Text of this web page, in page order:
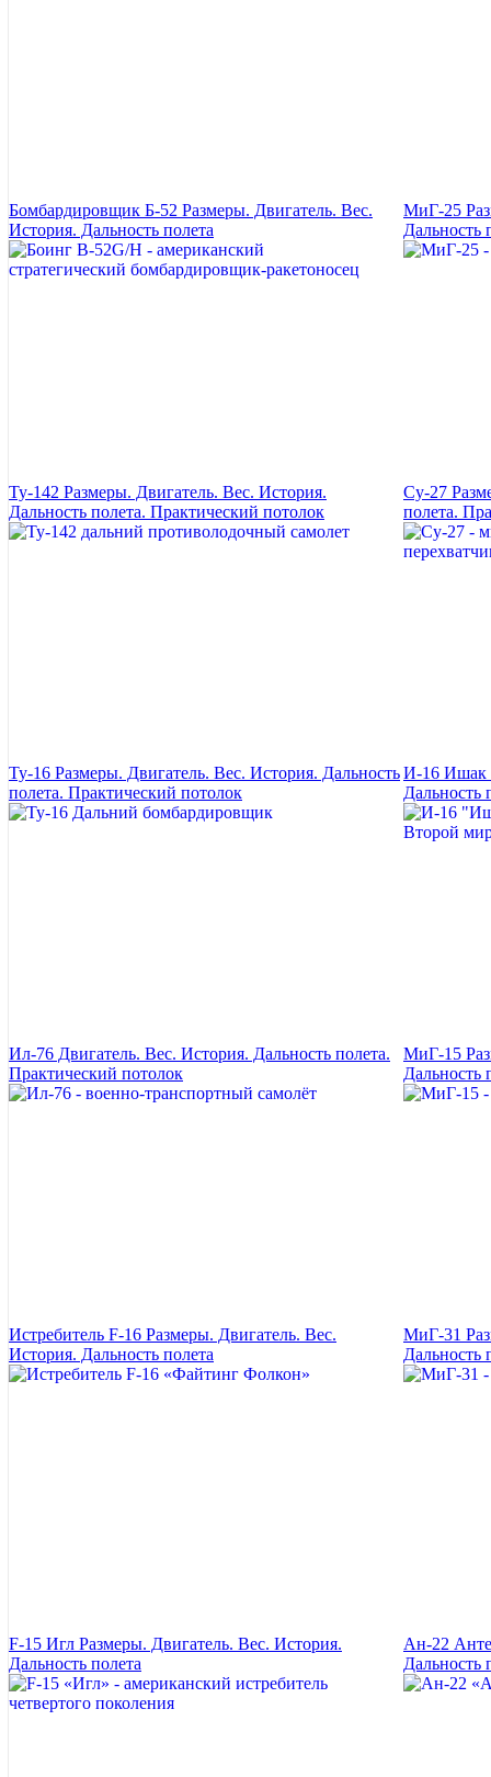
Бомбардировщик Б-52 Размеры. Двигатель. Вес.
История. Дальность полета
МиГ-25
Дальность
Ту-142 Размеры. Двигатель. Вес. История.
Дальность полета. Практический потолок
Су-27
полета.
Ту-16 Размеры. Двигатель. Вес. История. Дальность
полета. Практический потолок
И-16 Ишак
Дальность
Ил-76 Двигатель. Вес. История. Дальность полета.
Практический потолок
МиГ-15
Дальность
Истребитель F-16 Размеры. Двигатель. Вес.
История. Дальность полета
МиГ-31
Дальность
F-15 Игл Размеры. Двигатель. Вес. История.
Дальность полета
Ан-22
Дальность